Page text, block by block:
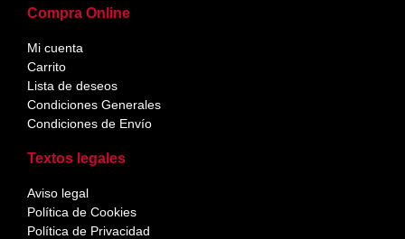
Compra Online
Mi cuenta
Carrito
Lista de deseos
Condiciones Generales
Condiciones de Envío
Textos legales
Aviso legal
Política de Cookies
Política de Privacidad